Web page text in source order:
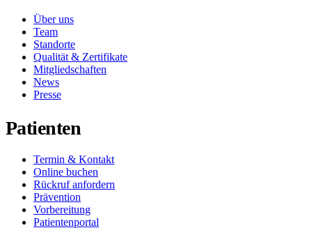
Über uns
Team
Standorte
Qualität & Zertifikate
Mitgliedschaften
News
Presse
Patienten
Termin & Kontakt
Online buchen
Rückruf anfordern
Prävention
Vorbereitung
Patientenportal